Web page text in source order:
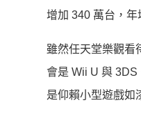
增加 340 萬台，年
雖然任天堂樂觀看
會是 Wii U 與
是仰賴小型遊戲如